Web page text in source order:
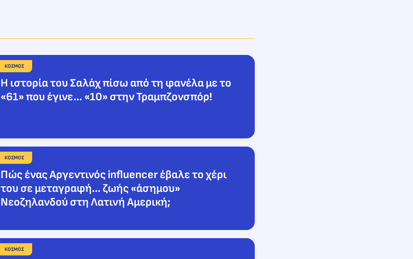
ΚΟΣΜΟΣ
Η ιστορία του Σαλάχ πίσω από τη φανέλα με το
«61» που έγινε… «10» στην Τραμπζονσπόρ!
ΚΟΣΜΟΣ
Πώς ένας Αργεντινός influencer έβαλε το χέρι
του σε μεταγραφή… ζωής «άσημου»
Νεοζηλανδού στη Λατινή Αμερική;
ΚΟΣΜΟΣ